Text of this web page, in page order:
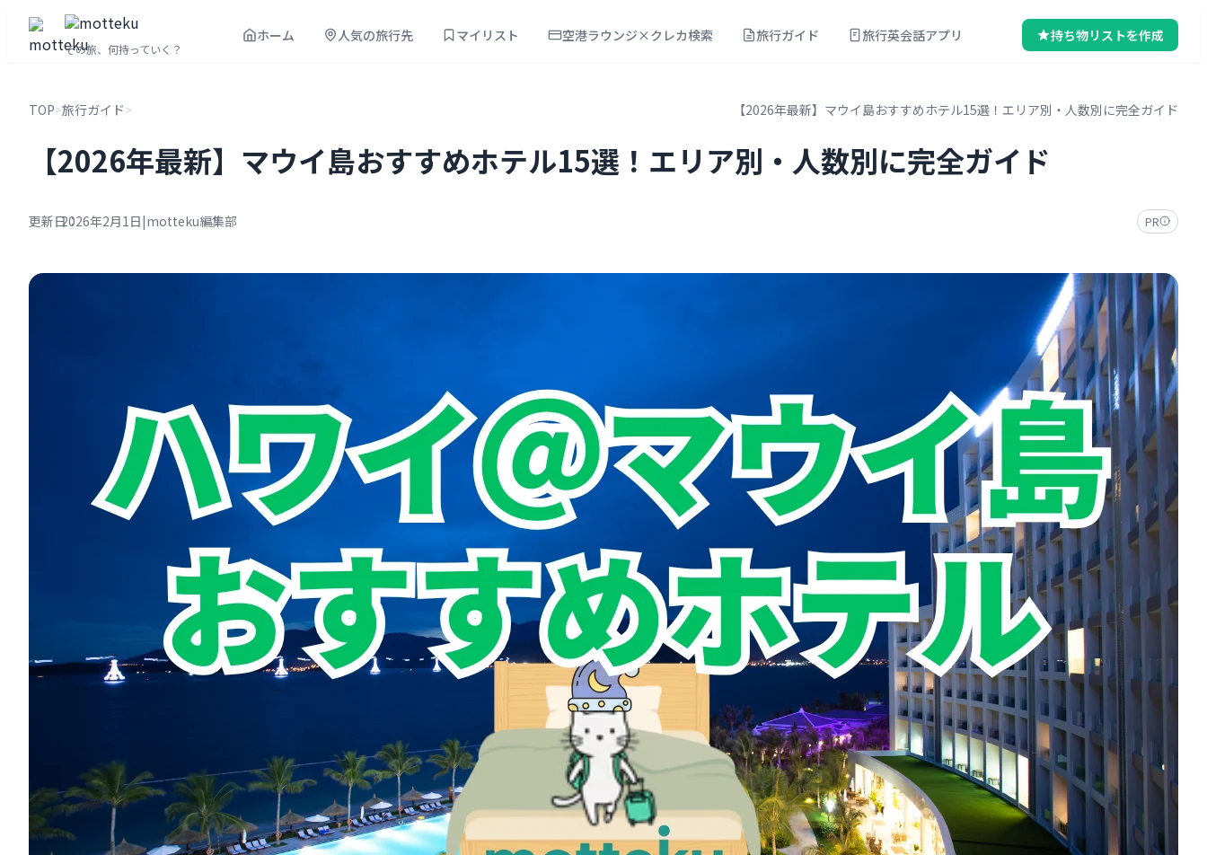
その旅、何持っていく？
ホーム 人気の旅行先 マイリスト 空港ラウンジ×クレカ検索 旅行ガイド 旅行英会話アプリ 持ち物リストを作成
TOP>旅行ガイド> 【2026年最新】マウイ島おすすめホテル15選！エリア別・人数別に完全ガイド
【2026年最新】マウイ島おすすめホテル15選！エリア別・人数別に完全ガイド
更新日：2026年2月1日|motteku編集部 PR